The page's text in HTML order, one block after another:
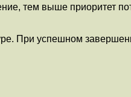
тем выше приоритет
При успешном